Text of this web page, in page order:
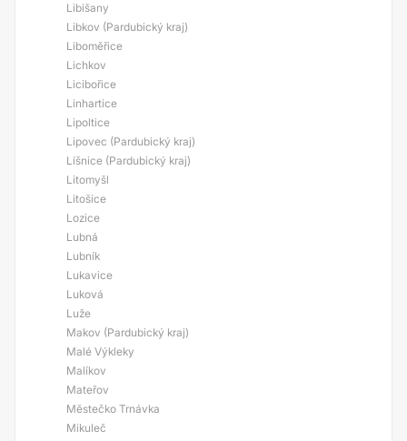
Libišany
Libkov (Pardubický kraj)
Liboměřice
Lichkov
Licibořice
Linhartice
Lipoltice
Lipovec (Pardubický kraj)
Líšnice (Pardubický kraj)
Litomyšl
Litošice
Lozice
Lubná
Lubník
Lukavice
Luková
Luže
Makov (Pardubický kraj)
Malé Výkleky
Malíkov
Mateřov
Městečko Trnávka
Mikuleč